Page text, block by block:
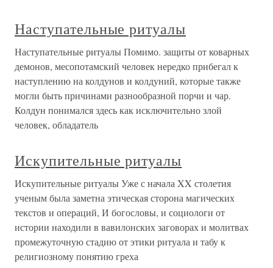
Наступательные ритуалы
Наступательные ритуалы Помимо. защиты от коварных
демонов, месопотамский человек нередко прибегал к
наступлению на колдунов и колдуний, которые также
могли быть причинами разнообразной порчи и чар.
Колдун понимался здесь как исключительно злой
человек, обладатель
Искупительные ритуалы
Искупительные ритуалы Уже с начала XX столетия
ученым была заметна этическая сторона магических
текстов и операций, И богословы, и социологи от
истории находили в вавилонских заговорах и молитвах
промежуточную стадию от этики ритуала и табу к
религиозному понятию греха